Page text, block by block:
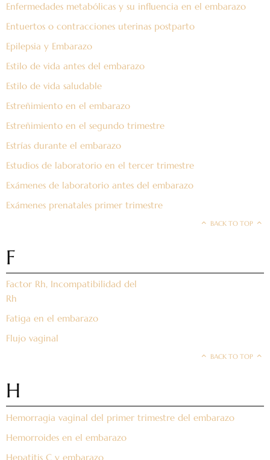
Enfermedades metabólicas y su influencia en el embarazo
Entuertos o contracciones uterinas postparto
Epilepsia y Embarazo
Estilo de vida antes del embarazo
Estilo de vida saludable
Estreñimiento en el embarazo
Estreñimiento en el segundo trimestre
Estrías durante el embarazo
Estudios de laboratorio en el tercer trimestre
Exámenes de laboratorio antes del embarazo
Exámenes prenatales primer trimestre
BACK TO TOP
F
Factor Rh, Incompatibilidad del
Rh
Fatiga en el embarazo
Flujo vaginal
BACK TO TOP
H
Hemorragia vaginal del primer trimestre del embarazo
Hemorroides en el embarazo
Hepatitis C y embarazo